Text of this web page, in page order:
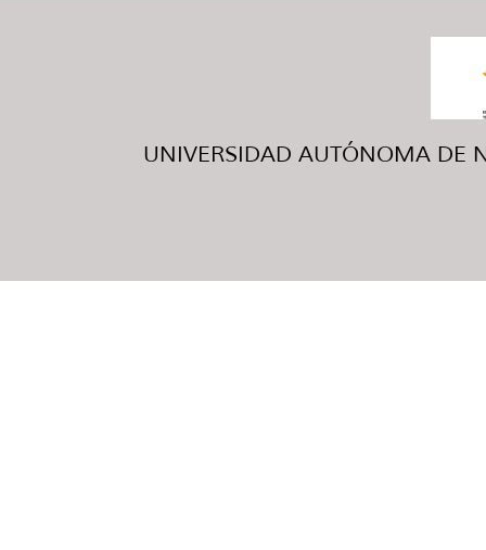
UNIVERSIDAD AUTÓNOMA DE